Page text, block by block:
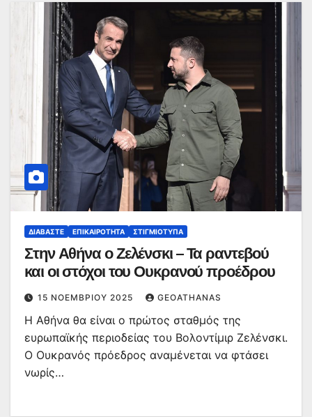
ΔΙΑΒΆΣΤΕ ΕΠΙΚΑΙΡΌΤΗΤΑ ΣΤΙΓΜΙΌΤΥΠΑ
Στην Αθήνα ο Ζελένσκι – Τα ραντεβού
και οι στόχοι του Ουκρανού προέδρου
15 ΝΟΕΜΒΡΊΟΥ 2025 GEOATHANAS
Η Αθήνα θα είναι ο πρώτος σταθμός της
ευρωπαϊκής περιοδείας του Βολοντίμιρ Ζελένσκι.
Ο Ουκρανός πρόεδρος αναμένεται να φτάσει
νωρίς…